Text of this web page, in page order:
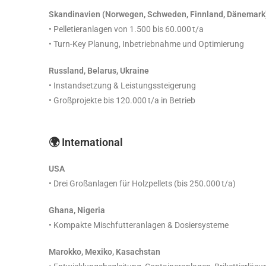
Skandinavien (Norwegen, Schweden, Finnland,
• Pelletieranlagen von 1.500 bis 60.000 t/a
• Turn-Key Planung, Inbetriebnahme und Optimierung
Russland, Belarus, Ukraine
• Instandsetzung & Leistungssteigerung
• Großprojekte bis 120.000 t/a in Betrieb
🌍 International
USA
• Drei Großanlagen für Holzpellets (bis 250.000 t/a)
Ghana, Nigeria
• Kompakte Mischfutteranlagen & Dosiersysteme
Marokko, Mexiko, Kasachstan